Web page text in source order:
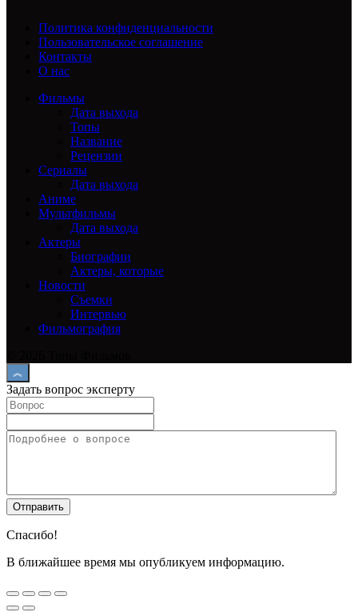
Политика конфиденциальности
Пользовательское соглашение
Контакты
О нас
Фильмы
Дата выхода
Топы
Название
Рецензии
Сериалы
Дата выхода
Аниме
Мультфильмы
Дата выхода
Актеры
Биографии
Актеры, которые
Новости
Съемки
Интервью
Фильмография
Задать вопрос эксперту
Спасибо!
В ближайшее время мы опубликуем информацию.